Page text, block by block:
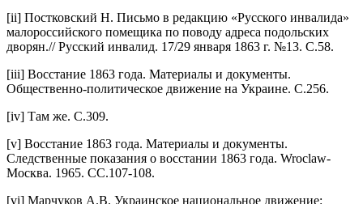
[ii] Постковский Н. Письмо в редакцию «Русского инвалида»
малороссийского помещика по поводу адреса подольских
дворян.// Русский инвалид. 17/29 января 1863 г. №13. С.58.
[iii] Восстание 1863 года. Материалы и документы.
Общественно-политическое движение на Украине. С.256.
[iv] Там же. С.309.
[v] Восстание 1863 года. Материалы и документы.
Следственные показания о восстании 1863 года. Wroclaw-
Москва. 1965. СС.107-108.
[vi] Марчуков А.В. Украинское национальное движение: